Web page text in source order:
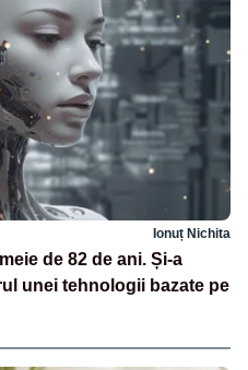
Ionuț Nichita
de 82 de ani. Și-a
unei tehnologii bazate pe